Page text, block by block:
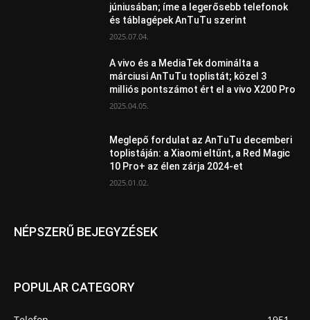
júniusában; íme a legerősebb telefonok
és táblagépek AnTuTu szerint
2025.07.04.
A vivo és a MediaTek dominálta a
márciusi AnTuTu toplistát; közel 3
milliós pontszámot ért el a vivo X200 Pro
2025.04.05.
Meglepő fordulat az AnTuTu decemberi
toplistáján: a Xiaomi eltűnt, a Red Magic
10 Pro+ az élen zárja 2024-et
2025.01.02.
NÉPSZERŰ BEJEGYZÉSEK
POPULAR CATEGORY